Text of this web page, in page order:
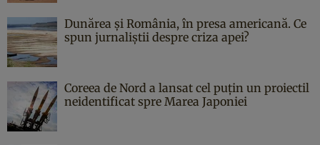
Dunărea și România, în presa americană. Ce
spun jurnaliștii despre criza apei?
Coreea de Nord a lansat cel puțin un proiectil
neidentificat spre Marea Japoniei